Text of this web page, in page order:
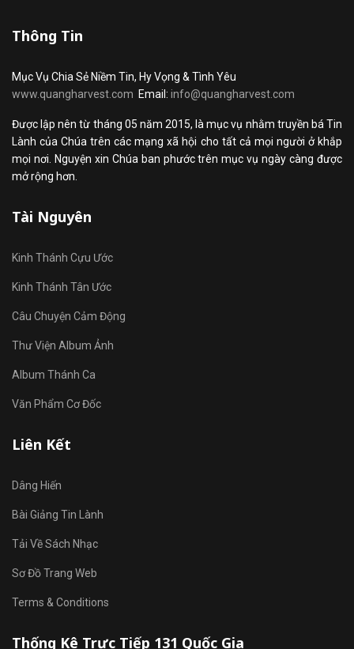
Thông Tin
Mục Vụ Chia Sẻ Niềm Tin, Hy Vọng & Tình Yêu
www.quangharvest.com Email: info@quangharvest.com
Được lập nên từ tháng 05 năm 2015, là mục vụ nhằm truyền bá Tin
Lành của Chúa trên các mạng xã hội cho tất cả mọi người ở khắp
mọi nơi. Nguyện xin Chúa ban phước trên mục vụ ngày càng được
mở rộng hơn.
Tài Nguyên
Kinh Thánh Cựu Ước
Kinh Thánh Tân Ước
Câu Chuyện Cảm Động
Thư Viện Album Ảnh
Album Thánh Ca
Văn Phẩm Cơ Đốc
Liên Kết
Dâng Hiến
Bài Giảng Tin Lành
Tải Về Sách Nhạc
Sơ Đồ Trang Web
Terms & Conditions
Thống Kê Trực Tiếp 131 Quốc Gia